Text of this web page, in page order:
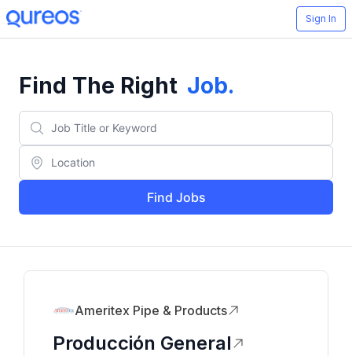
Sign In
Find The Right Job.
Find Jobs
Ameritex Pipe & Products
Producción General